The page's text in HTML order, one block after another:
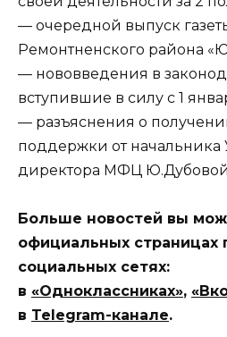
— очередной выпуск
Ремонтненского района
— нововведения в
вступившие в силу с 1
— разъяснения о
поддержки от
директора МФЦ
Больше новостей вы
официальных страницах
социальных сетях:
в «Одноклассниках»,
в Telegram-канале.